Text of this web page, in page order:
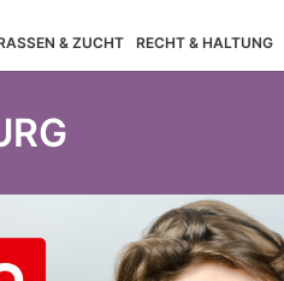
& ZUCHT RECHT & HALTUNG